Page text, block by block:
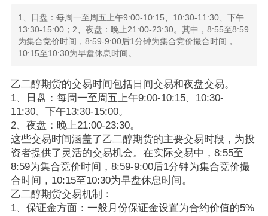
1、日盘：每周一至周五上午9:00-10:15、‌10:30-11:30、‌下午
13:30-15:00；2、夜盘：晚上21:00-23:30。‌其中，8:55至8:59
为集合竞价时间，‌8:59-9:00后1分钟为集合竞价撮合时间，‌
10:15至10:30为早盘休息时间。
乙二醇期货的交易时间包括日间交易和夜盘交易。‌
1、日盘：每周一至周五上午9:00-10:15、‌10:30-
11:30、‌下午13:30-15:00。‌
2、夜盘：晚上21:00-23:30。‌
这些交易时间涵盖了乙二醇期货的主要交易时段，‌为投
资者提供了灵活的交易机会。‌在实际交易中，‌8:55至
8:59为集合竞价时间，‌8:59-9:00后1分钟为集合竞价撮
合时间，‌10:15至10:30为早盘休息时间。
乙二醇期货交易机制：
1、保证金方面：一般月份保证金设置为合约价值的5%